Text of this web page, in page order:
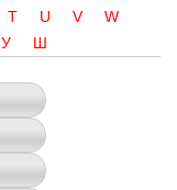
T U V
W
У Ш